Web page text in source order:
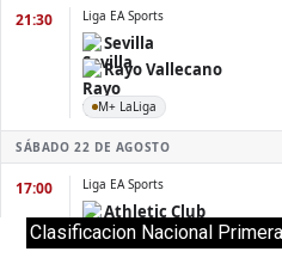
Clasificacion Nacional